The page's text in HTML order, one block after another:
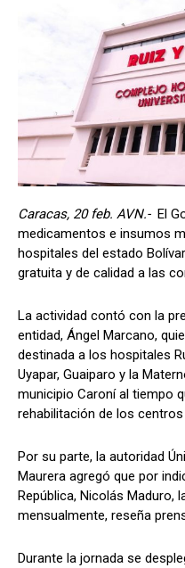
Caracas, 20 feb. AVN.- El
medicamentos e insumos
hospitales del estado
gratuita y de calidad a las
La actividad contó con la
entidad, Ángel Marcano,
destinada a los hospitales
Uyapar, Guaiparo y la
municipio Caroní al tiempo
rehabilitación de los
Por su parte, la autoridad
Maurera agregó que por
República, Nicolás Maduro,
mensualmente, reseña
Durante la jornada se